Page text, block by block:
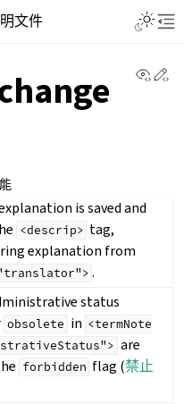
文件
is saved and
<descrip> tag,
explanation from
.
status
obsolete in <termNote
are
forbidden flag (禁止